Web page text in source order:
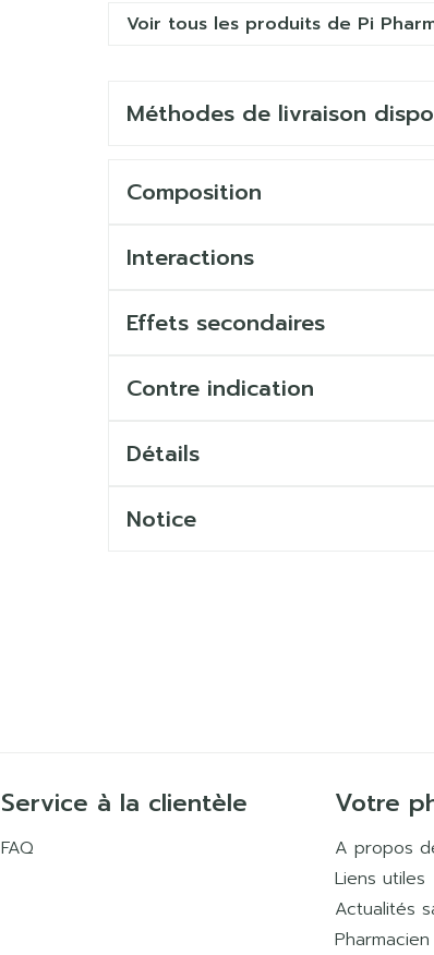
Voir tous les produits de Pi
Méthodes de livraison
Composition
Interactions
Effets secondaires
Contre indication
Détails
Notice
Service à la clientèle
FAQ
Votre
A propos
Liens utiles
Actualités